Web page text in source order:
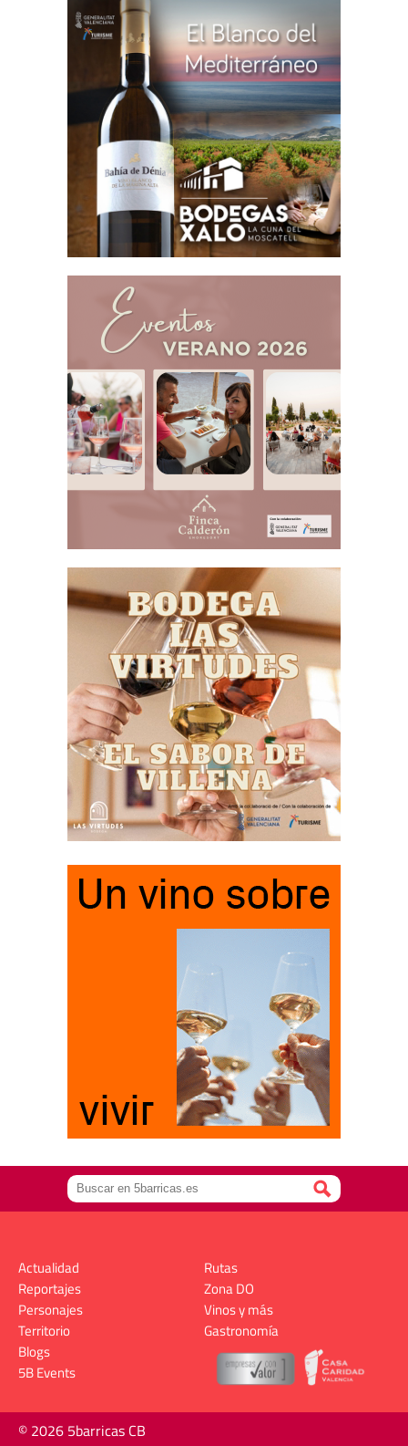
Actualidad
Reportajes
Personajes
Territorio
Rutas
Zona DO
Vinos y más
Gastronomía
Blogs
5B Events
© 2026 5barricas CB